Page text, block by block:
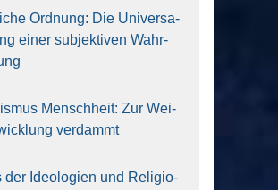
Ord­nung: Die Uni­ver­sa­
einer sub­jek­ti­ven Wahr­
Mensch­heit: Zur Wei­
ver­dammt
der Ideo­lo­gien und Reli­gio­